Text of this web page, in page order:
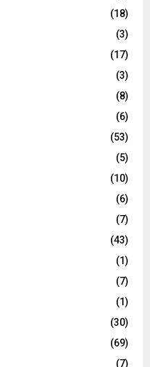
(18)
(3)
(17)
(3)
(8)
(6)
(53)
(5)
(10)
(6)
(7)
(43)
(1)
(7)
(1)
(30)
(69)
(7)